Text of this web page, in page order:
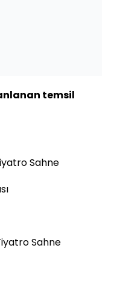
temsil
Sahne
Sahne